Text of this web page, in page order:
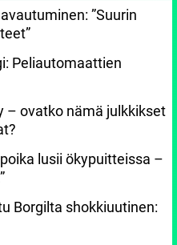
”Suurin
Peliautomaattien
– ovatko nämä julkkikset
lusii ökypuitteissa –
Borgilta shokkiuutinen: